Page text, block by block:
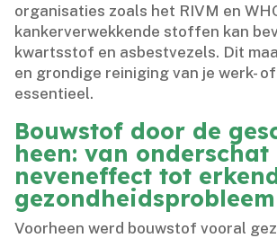
organisaties zoals het RIVM en
kankerverwekkende stoffen kan
kwartsstof en asbestvezels.​ Dit
en grondige reiniging van je werk-
essentieel.​
Bouwstof door de
heen: van onderschat
neveneffect tot
gezondheidsprobleem
Voorheen werd bouwstof vooral